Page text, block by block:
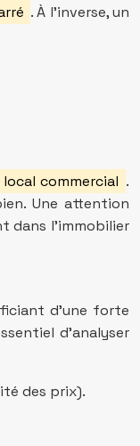
. À l’inverse, un
commercial .
Une attention
dans l’immobilier
d’une forte
d’analyser
des prix).